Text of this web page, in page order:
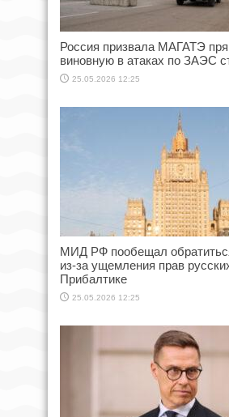
Россия призвала МАГАТЭ
виновную в атаках по ЗАЭС
25.05.2026 12:25
МИД РФ пообещал
из-за ущемления прав
Прибалтике
25.05.2026 12:25